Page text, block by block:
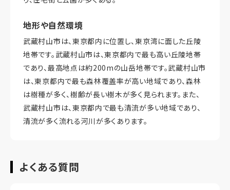
地形や自然環境
武蔵村山市は、東京都内に位置し、東京湾に面した丘陵
地帯です。武蔵村山市は、東京都内で最も高い丘陵地帯
であり、最高地点は約200mの山岳地帯です。武蔵村山市
は、東京都内で最も森林覆盖率が高い地域であり、森林
は樹種が多く、樹齢が長い樹木が多く見られます。また、
武蔵村山市は、東京都内で最も清流が多い地域であり、
清流が多く流れる河川が多くあります。
よくある質問